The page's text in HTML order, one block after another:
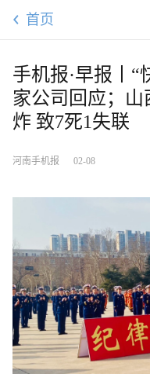
首页
手机报·早报丨“
家公司回应；
炸 致7死1失联
河南手机报 02-08